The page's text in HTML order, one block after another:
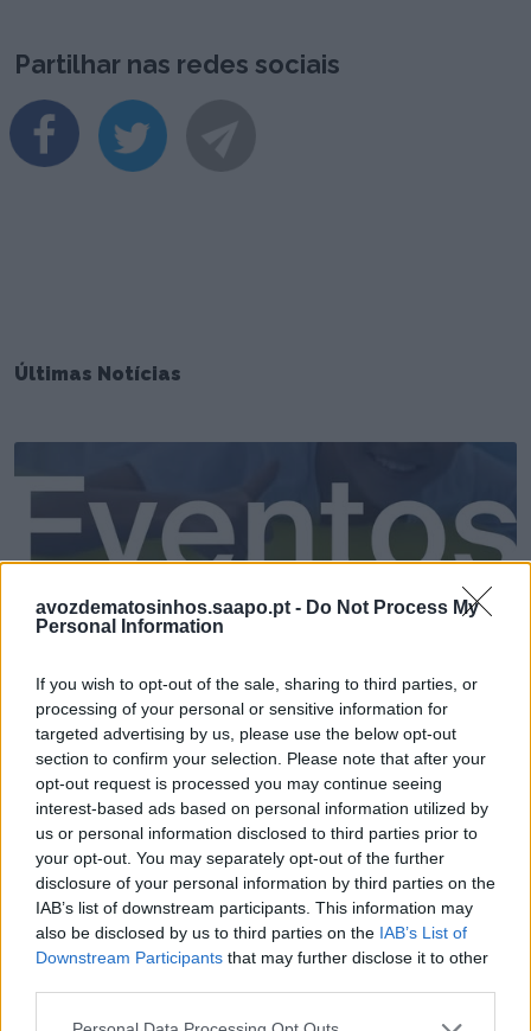
avozdematosinhos.saapo.pt - Do Not Process My
Personal Information
If you wish to opt-out of the sale, sharing to third parties, or
processing of your personal or sensitive information for
targeted advertising by us, please use the below opt-out
section to confirm your selection. Please note that after your
opt-out request is processed you may continue seeing
interest-based ads based on personal information utilized by
us or personal information disclosed to third parties prior to
your opt-out. You may separately opt-out of the further
disclosure of your personal information by third parties on the
IAB’s list of downstream participants. This information may
also be disclosed by us to third parties on the IAB’s List of
Downstream Participants that may further disclose it to other
Partilhar nas redes sociais
Últimas Notícias
Matosinhos
7/08/2026